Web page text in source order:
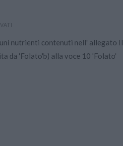
nutrienti contenuti nell' allegato II
da 'Folato'b) alla voce 10 'Folato' 